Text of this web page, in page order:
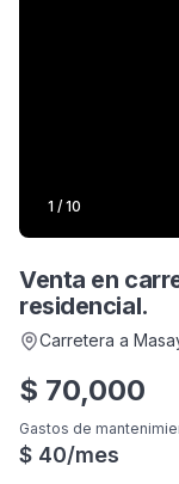
1 / 10
Venta en
residencial.
Carretera a
$ 70,000
Gastos de
$ 40/mes